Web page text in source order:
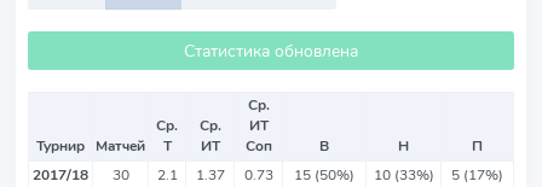
Статистика обновлена
Турнир Матчей
Ср.
Т
Ср.
ИТ
Ср.
ИТ
Соп
В Н
П
2017/18
30 2.1 1.37 0.73 15 (50%) 10 (33%)
5 (17%)